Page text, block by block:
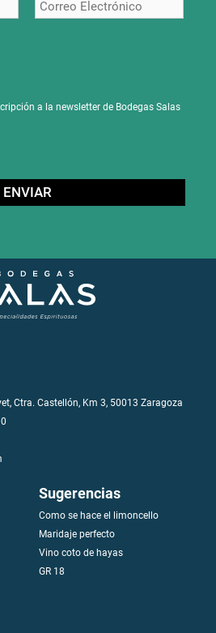
a la newsletter de Bodegas Salas
Ctra. Castellón, Km 3, 50013 Zaragoza
Sugerencias
Como se hace el limoncello
Maridaje perfecto
Vino coto de hayas
GR 18